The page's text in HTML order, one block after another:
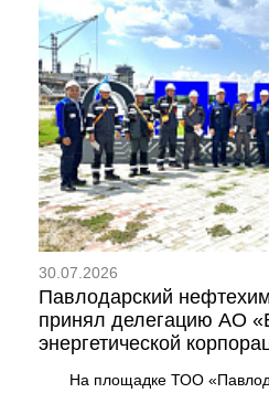
30.07.2026
Павлодарский
принял делегацию АО
энергетической
На площадке ТОО